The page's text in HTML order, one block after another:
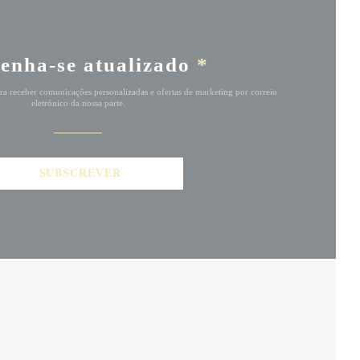
se atualizado *
receber comunicações personalizadas e ofertas de marketing por correio
eletrónico da nossa parte.
SUBSCREVER